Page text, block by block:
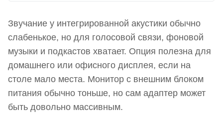
Звучание у интегрированной акустики обычно
слабенькое, но для голосовой связи, фоновой
музыки и подкастов хватает. Опция полезна для
домашнего или офисного дисплея, если на
столе мало места. Монитор с внешним блоком
питания обычно тоньше, но сам адаптер может
быть довольно массивным.